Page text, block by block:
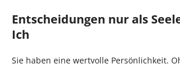
Entscheidungen nur als
Ich
Sie haben eine wertvolle Persönlichkeit.